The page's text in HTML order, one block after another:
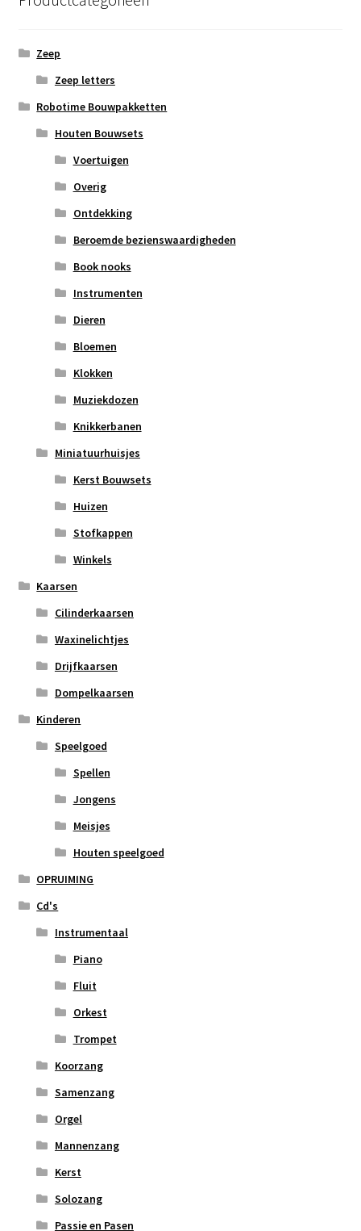
Zeep
Zeep letters
Robotime Bouwpakketten
Houten Bouwsets
Voertuigen
Overig
Ontdekking
Beroemde bezienswaardigheden
Book nooks
Instrumenten
Dieren
Bloemen
Klokken
Muziekdozen
Knikkerbanen
Miniatuurhuisjes
Kerst Bouwsets
Huizen
Stofkappen
Winkels
Kaarsen
Cilinderkaarsen
Waxinelichtjes
Drijfkaarsen
Dompelkaarsen
Kinderen
Speelgoed
Spellen
Jongens
Meisjes
Houten speelgoed
OPRUIMING
Cd's
Instrumentaal
Piano
Fluit
Orkest
Trompet
Koorzang
Samenzang
Orgel
Mannenzang
Kerst
Solozang
Passie en Pasen